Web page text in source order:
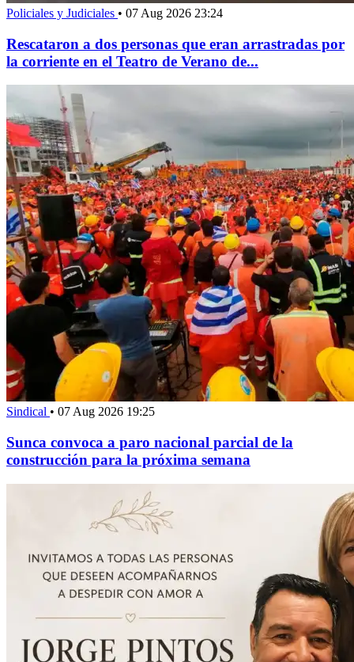
Policiales y Judiciales • 07 Aug 2026 23:24
Rescataron a dos personas que eran arrastradas por
la corriente en el Teatro de Verano de...
Sindical • 07 Aug 2026 19:25
Sunca convoca a paro nacional parcial de la
construcción para la próxima semana